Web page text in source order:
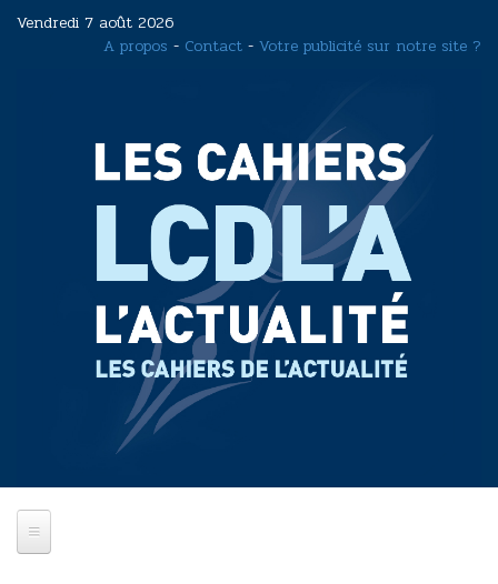
Vendredi 7 août 2026
A propos - Contact - Votre publicité sur notre site ?